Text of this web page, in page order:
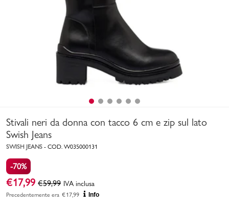
Marchi
Stivali neri da donna con tacco 6 cm e zip sul lato
Swish Jeans
SWISH JEANS - COD. W035000131
-70%
€17,99 €59,99 IVA inclusa
Precedentemente era €17,99 Info